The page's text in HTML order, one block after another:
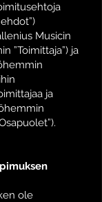
Musicin
”Toimittaja”) ja
ja
ole